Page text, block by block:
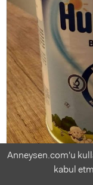
Anneysen.com'u
kabul